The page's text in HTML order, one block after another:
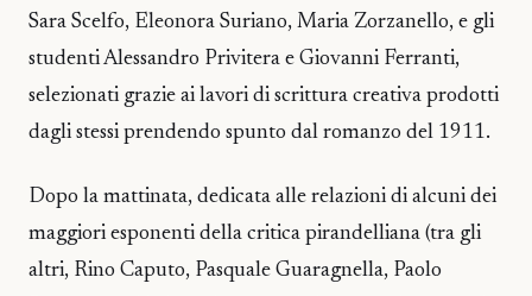
Sara Scelfo, Eleonora Suriano, Maria Zorzanello, e gli
studenti Alessandro Privitera e Giovanni Ferranti,
selezionati grazie ai lavori di scrittura creativa prodotti
dagli stessi prendendo spunto dal romanzo del 1911.
Dopo la mattinata, dedicata alle relazioni di alcuni dei
maggiori esponenti della critica pirandelliana (tra gli
altri, Rino Caputo, Pasquale Guaragnella, Paolo